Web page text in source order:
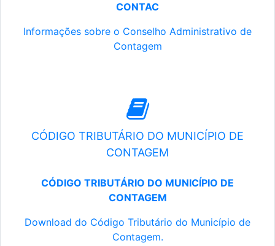
CONTAC
Informações sobre o Conselho Administrativo de
Contagem
CÓDIGO TRIBUTÁRIO DO MUNICÍPIO DE
CONTAGEM
CÓDIGO TRIBUTÁRIO DO MUNICÍPIO DE
CONTAGEM
Download do Código Tributário do Município de
Contagem.